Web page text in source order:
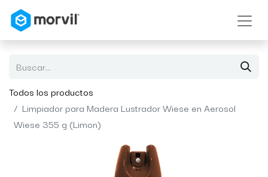
Todos los productos
Limpiador para Madera Lustrador Wiese en Aerosol
Wiese 355 g (Limon)